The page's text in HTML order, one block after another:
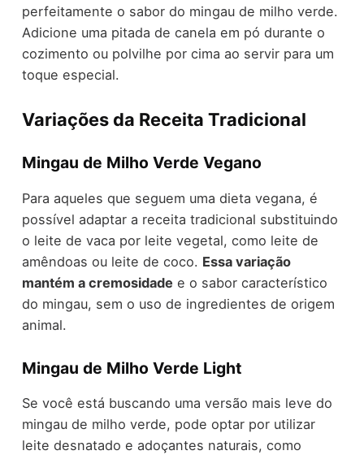
perfeitamente o sabor do mingau de milho verde.
Adicione uma pitada de canela em pó durante o
cozimento ou polvilhe por cima ao servir para um
toque especial.
Variações da Receita Tradicional
Mingau de Milho Verde Vegano
Para aqueles que seguem uma dieta vegana, é
possível adaptar a receita tradicional substituindo
o leite de vaca por leite vegetal, como leite de
amêndoas ou leite de coco. Essa variação
mantém a cremosidade e o sabor característico
do mingau, sem o uso de ingredientes de origem
animal.
Mingau de Milho Verde Light
Se você está buscando uma versão mais leve do
mingau de milho verde, pode optar por utilizar
leite desnatado e adoçantes naturais, como